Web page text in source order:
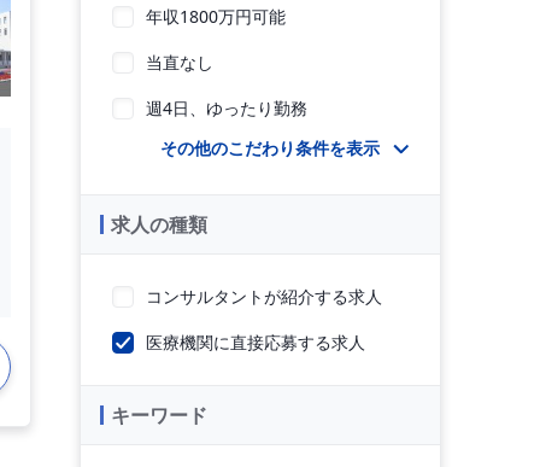
年収1800万円可能
当直なし
週4日、ゆったり勤務
その他のこだわり条件を表示
求人の種類
コンサルタントが紹介する求人
医療機関に直接応募する求人
キーワード